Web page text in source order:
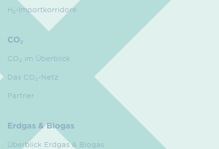
H₂-Importkorridore
CO₂
CO₂ im Überblick
Das CO₂-Netz
Partner
Erdgas & Biogas
Überblick Erdgas & Biogas